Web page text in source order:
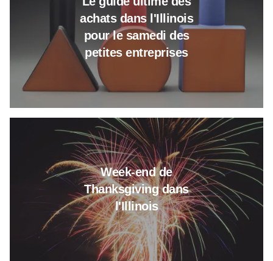
achats dans l'Illinois
pour le samedi des
petites entreprises
Week-end de
Thanksgiving dans
l'Illinois
En savoir plus sur le week-